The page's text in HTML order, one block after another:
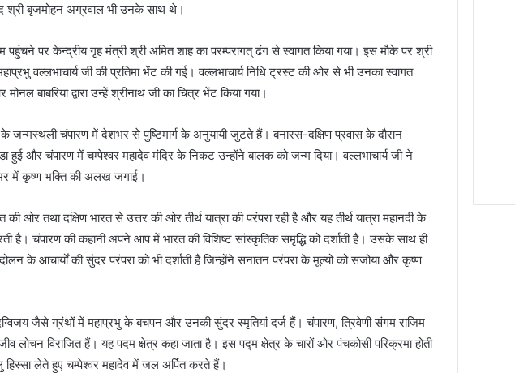
श्री बृजमोहन अग्रवाल भी उनके साथ थे।
पहुंचने पर केन्द्रीय गृह मंत्री श्री अमित शाह का परम्परागत् ढंग से स्वागत किया गया। इस मौके पर श्री
महाप्रभु वल्लभाचार्य जी की प्रतिमा भेंट की गई। वल्लभाचार्य निधि ट्रस्ट की ओर से भी उनका स्वागत
मोनल बाबरिया द्वारा उन्हें श्रीनाथ जी का चित्र भेंट किया गया।
के जन्मस्थली चंपारण में देशभर से पुष्टिमार्ग के अनुयायी जुटते हैं। बनारस-दक्षिण प्रवास के दौरान
हुई और चंपारण में चम्पेश्वर महादेव मंदिर के निकट उन्होंने बालक को जन्म दिया। वल्लभाचार्य जी ने
में कृष्ण भक्ति की अलख जगाई।
ओर तथा दक्षिण भारत से उत्तर की ओर तीर्थ यात्रा की परंपरा रही है और यह तीर्थ यात्रा महानदी के
है। चंपारण की कहानी अपने आप में भारत की विशिष्ट सांस्कृतिक समृद्धि को दर्शाती है। उसके साथ ही
के आचार्यों की सुंदर परंपरा को भी दर्शाती है जिन्होंने सनातन परंपरा के मूल्यों को संजोया और कृष्ण
दिग्विजय जैसे ग्रंथों में महाप्रभु के बचपन और उनकी सुंदर स्मृतियां दर्ज हैं। चंपारण, त्रिवेणी संगम राजिम
लोचन विराजित हैं। यह पदम क्षेत्र कहा जाता है। इस पद्म क्षेत्र के चारों ओर पंचकोसी परिक्रमा होती
हिस्सा लेते हुए चम्पेश्वर महादेव में जल अर्पित करते हैं।